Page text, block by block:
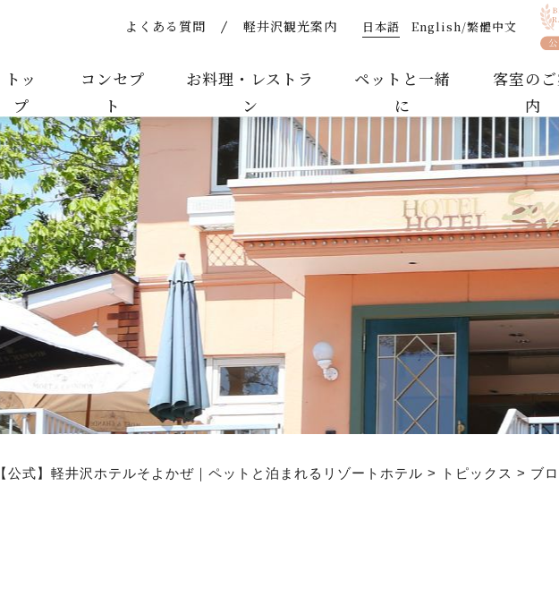
タッフからのお知らせ | 【公式】軽井沢ホテルそよかぜ｜ペットと泊まれるリ
よくある質問 軽井沢観光案内 日本語 English/繁體中文
トッ
プ
コンセプ
ト
お料理・レストラ
ン
ペットと一緒
に
客室の
内
【公式】軽井沢ホテルそよかぜ｜ペットと泊まれるリゾートホテル > トピックス > ブ